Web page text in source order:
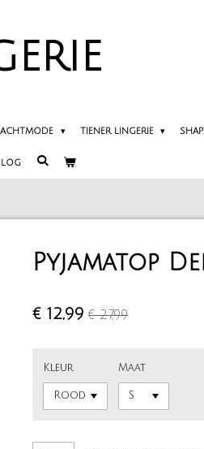
TIENER LINGERIE
Pyjamatop
€ 12,99 € 27,99
Kleur Maat